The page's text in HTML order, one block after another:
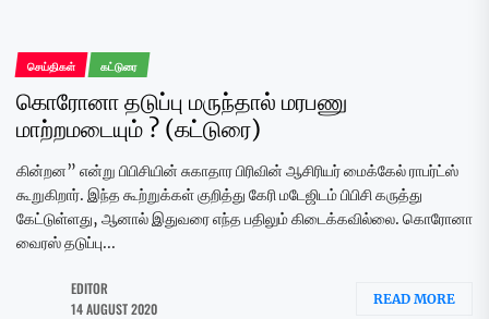
செய்திகள் கட்டுரை
கொரோனா தடுப்பு மருந்தால் மரபணு
மாற்றமடையும் ? (கட்டுரை)
கின்றன” என்று பிபிசியின் சுகாதார பிரிவின் ஆசிரியர் மைக்கேல் ராபர்ட்ஸ்
கூறுகிறார். இந்த கூற்றுக்கள் குறித்து கேரி மடேஜிடம் பிபிசி கருத்து
கேட்டுள்ளது, ஆனால் இதுவரை எந்த பதிலும் கிடைக்கவில்லை. கொரோனா
வைரஸ் தடுப்பு...
EDITOR
14 AUGUST 2020
READ MORE